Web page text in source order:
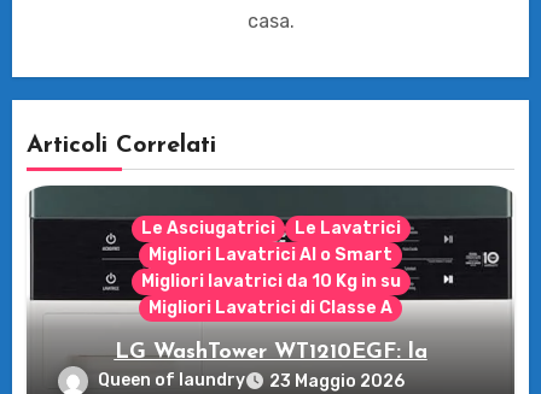
casa.
Articoli Correlati
Le Asciugatrici
Le Lavatrici
Migliori Lavatrici AI o Smart
Migliori lavatrici da 10 Kg in su
Migliori Lavatrici di Classe A
LG WashTower WT1210EGF: la
rivoluzione intelligente per il tuo bucato!
Queen of laundry 23 Maggio 2026